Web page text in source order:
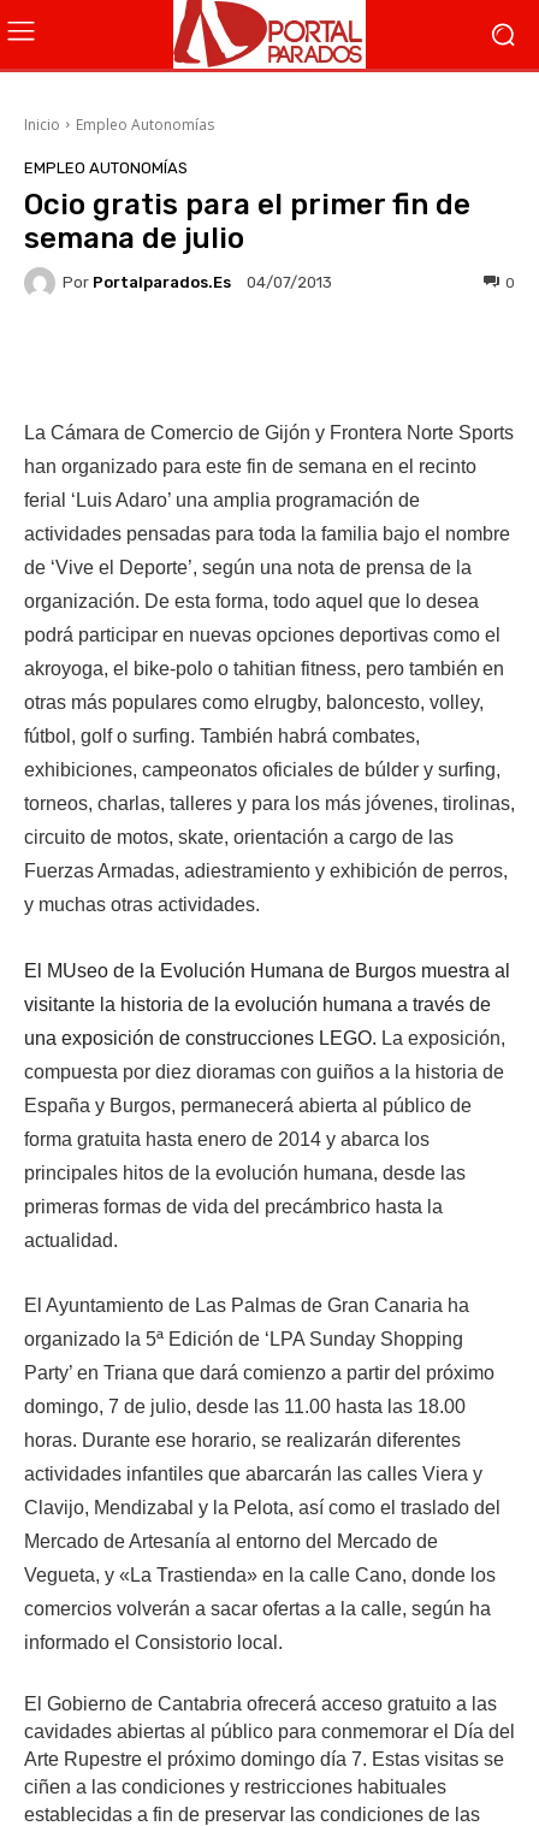
Inicio Empleo Autonomías
EMPLEO AUTONOMÍAS
Ocio gratis para el primer fin de
semana de julio
Por Portalparados.es 04/07/2013 0
La Cámara de Comercio de Gijón y Frontera Norte Sports
han organizado para este fin de semana en el recinto
ferial ‘Luis Adaro’ una amplia programación de
actividades pensadas para toda la familia bajo el nombre
de ‘Vive el Deporte’, según una nota de prensa de la
organización. De esta forma, todo aquel que lo desea
podrá participar en nuevas opciones deportivas como el
akroyoga, el bike-polo o tahitian fitness, pero también en
otras más populares como elrugby, baloncesto, volley,
fútbol, golf o surfing. También habrá combates,
exhibiciones, campeonatos oficiales de búlder y surfing,
torneos, charlas, talleres y para los más jóvenes, tirolinas,
circuito de motos, skate, orientación a cargo de las
Fuerzas Armadas, adiestramiento y exhibición de perros,
y muchas otras actividades.
E
l
M
E
H
m
u
e
s
r
a
a
l
v
i
s
i
t
a
n
e
l
a
h
El MUseo de la Evolución Humana de Burgos muestra al
visitante la historia de la evolución humana a través de
una exposición de construcciones LEGO. La exposición,
compuesta por diez dioramas con guiños a la historia de
España y Burgos, permanecerá abierta al público de
forma gratuita hasta enero de 2014 y abarca los
principales hitos de la evolución humana, desde las
primeras formas de vida del precámbrico hasta la
actualidad.
El Ayuntamiento de Las Palmas de Gran Canaria ha
organizado la 5ª Edición de ‘LPA Sunday Shopping
Party’ en Triana que dará comienzo a partir del próximo
domingo, 7 de julio, desde las 11.00 hasta las 18.00
horas. Durante ese horario, se realizarán diferentes
actividades infantiles que abarcarán las calles Viera y
Clavijo, Mendizabal y la Pelota, así como el traslado del
Mercado de Artesanía al entorno del Mercado de
Vegueta, y «La Trastienda» en la calle Cano, donde los
comercios volverán a sacar ofertas a la calle, según ha
informado el Consistorio local.
El Gobierno de Cantabria ofrecerá acceso gratuito a las
cavidades abiertas al público para conmemorar el Día del
Arte Rupestre el próximo domingo día 7. Estas visitas se
ciñen a las condiciones y restricciones habituales
establecidas a fin de preservar las condiciones de las